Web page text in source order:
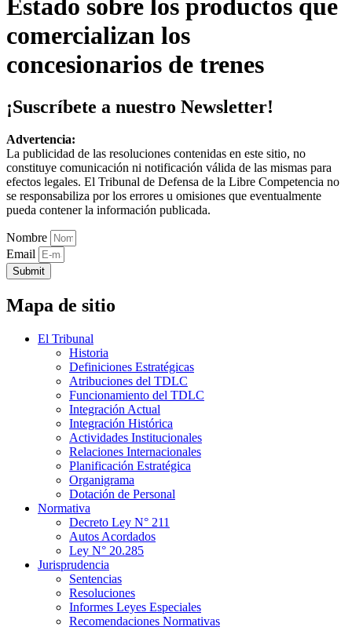
Estado sobre los productos que
comercializan los
concesionarios de trenes
¡Suscríbete a nuestro Newsletter!
Advertencia:
La publicidad de las resoluciones contenidas en este sitio, no
constituye comunicación ni notificación válida de las mismas para
efectos legales. El Tribunal de Defensa de la Libre Competencia no
se responsabiliza por los errores u omisiones que eventualmente
pueda contener la información publicada.
Nombre
Email
Submit
Mapa de sitio
El Tribunal
Historia
Definiciones Estratégicas
Atribuciones del TDLC
Funcionamiento del TDLC
Integración Actual
Integración Histórica
Actividades Institucionales
Relaciones Internacionales
Planificación Estratégica
Organigrama
Dotación de Personal
Normativa
Decreto Ley N° 211
Autos Acordados
Ley N° 20.285
Jurisprudencia
Sentencias
Resoluciones
Informes Leyes Especiales
Recomendaciones Normativas